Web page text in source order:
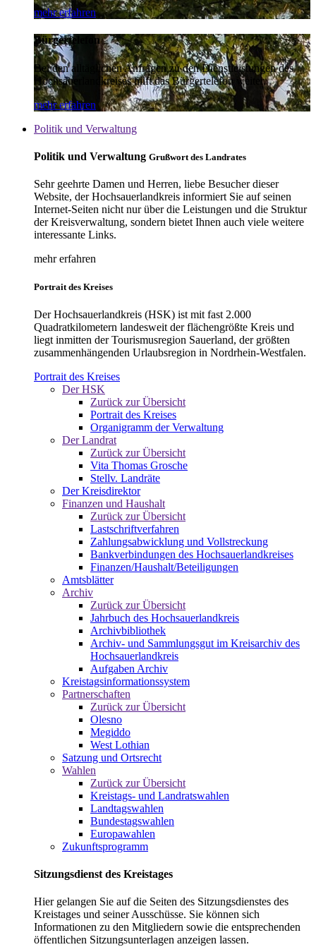
mehr erfahren
Bürgertelefon
Bei den alltäglichen Anfragen zu den Dienstleistungen des
Hochsauerlandkreises hilft das Bürgertelefon weiter.
mehr erfahren
Politik und Verwaltung
Politik und Verwaltung Grußwort des Landrates
Sehr geehrte Damen und Herren, liebe Besucher dieser
Website, der Hochsauerlandkreis informiert Sie auf seinen
Internet-Seiten nicht nur über die Leistungen und die Struktur
der Kreisverwaltung, sondern bietet Ihnen auch viele weitere
interessante Links.
mehr erfahren
Portrait des Kreises
Der Hochsauerlandkreis (HSK) ist mit fast 2.000
Quadratkilometern landesweit der flächengrößte Kreis und
liegt inmitten der Tourismusregion Sauerland, der größten
zusammenhängenden Urlaubsregion in Nordrhein-Westfalen.
Portrait des Kreises
Der HSK
Zurück zur Übersicht
Portrait des Kreises
Organigramm der Verwaltung
Der Landrat
Zurück zur Übersicht
Vita Thomas Grosche
Stellv. Landräte
Der Kreisdirektor
Finanzen und Haushalt
Zurück zur Übersicht
Lastschriftverfahren
Zahlungsabwicklung und Vollstreckung
Bankverbindungen des Hochsauerlandkreises
Finanzen/Haushalt/Beteiligungen
Amtsblätter
Archiv
Zurück zur Übersicht
Jahrbuch des Hochsauerlandkreis
Archivbibliothek
Archiv- und Sammlungsgut im Kreisarchiv des
Hochsauerlandkreis
Aufgaben Archiv
Kreistagsinformationssystem
Partnerschaften
Zurück zur Übersicht
Olesno
Megiddo
West Lothian
Satzung und Ortsrecht
Wahlen
Zurück zur Übersicht
Kreistags- und Landratswahlen
Landtagswahlen
Bundestagswahlen
Europawahlen
Zukunftsprogramm
Sitzungsdienst des Kreistages
Hier gelangen Sie auf die Seiten des Sitzungsdienstes des
Kreistages und seiner Ausschüsse. Sie können sich
Informationen zu den Mitgliedern sowie die entsprechenden
öffentlichen Sitzungsunterlagen anzeigen lassen.